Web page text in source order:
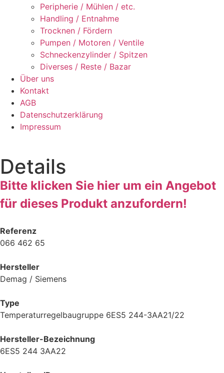
Peripherie / Mühlen / etc.
Handling / Entnahme
Trocknen / Fördern
Pumpen / Motoren / Ventile
Schneckenzylinder / Spitzen
Diverses / Reste / Bazar
Über uns
Kontakt
AGB
Datenschutzerklärung
Impressum
Details
Bitte klicken Sie hier um ein Angebot
für dieses Produkt anzufordern!
Referenz
066 462 65
Hersteller
Demag / Siemens
Type
Temperaturregelbaugruppe 6ES5 244-3AA21/22
Hersteller-Bezeichnung
6ES5 244 3AA22